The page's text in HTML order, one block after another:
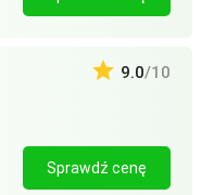
9.0/10
Sprawdź cenę